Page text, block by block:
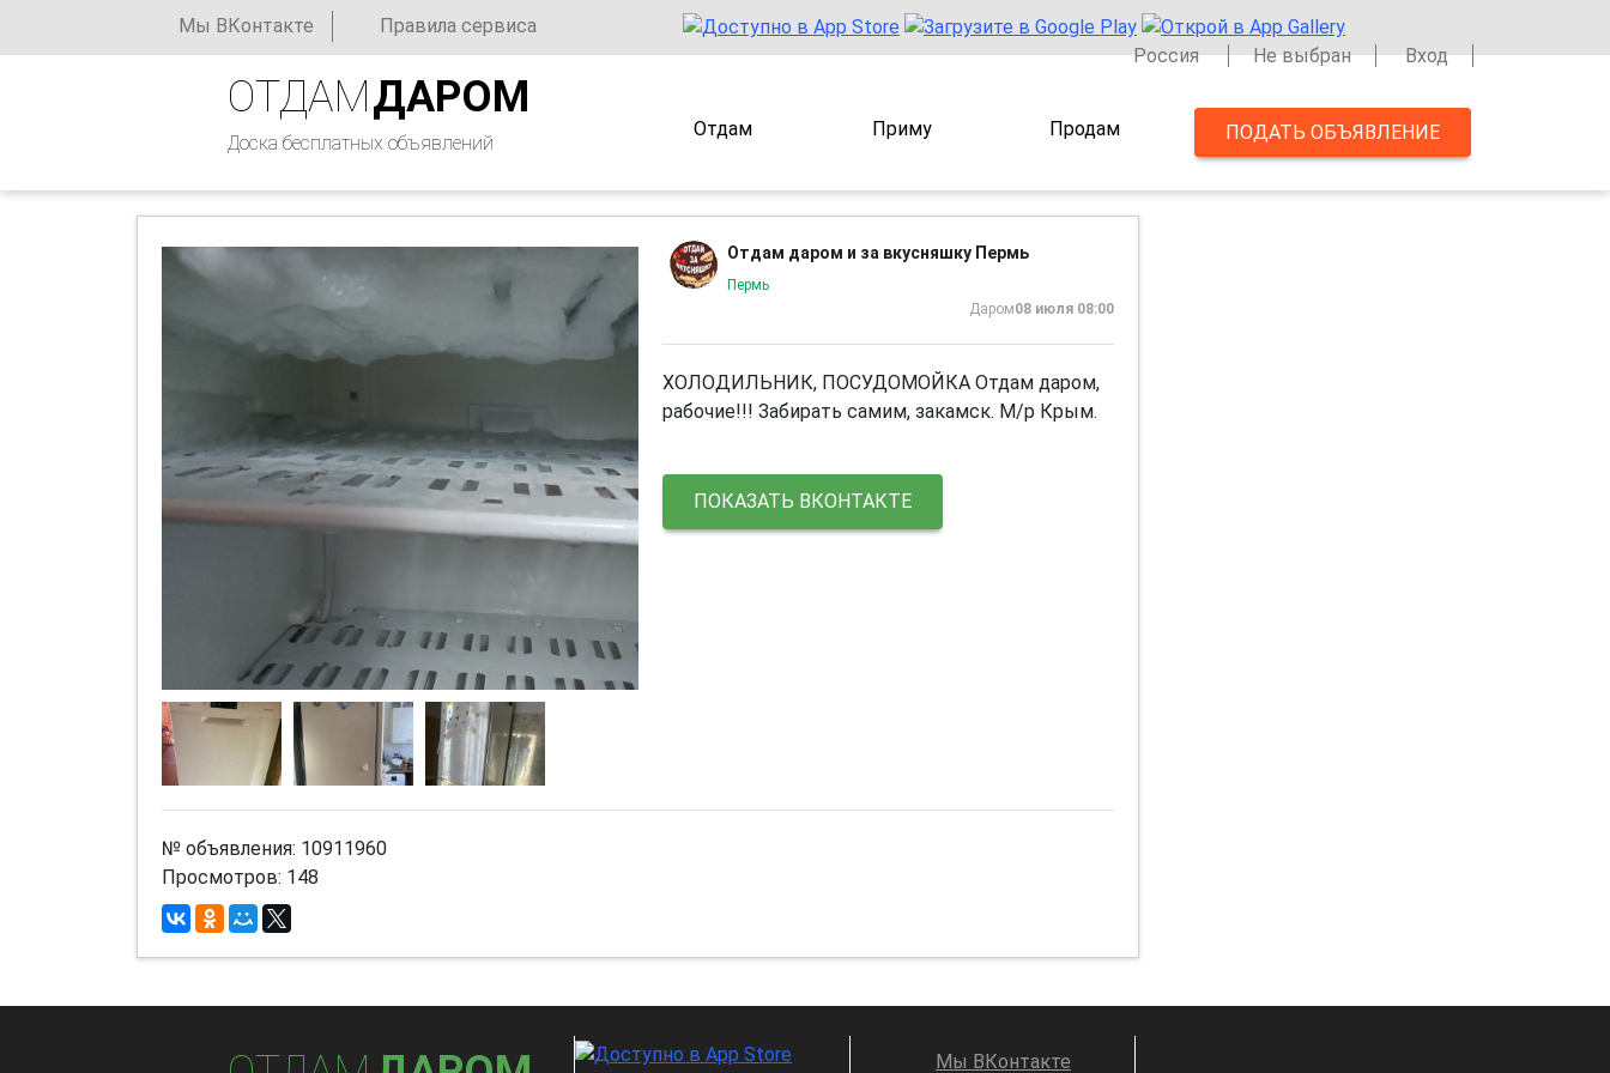
Мы ВКонтакте
Правила сервиса
Россия
Не выбран Вход
ОТДАМДАРОМ
Доска бесплатных объявлений
Отдам Приму Продам ПОДАТЬ ОБЪЯВЛЕНИЕ
Отдам даром и за вкусняшку Пермь
Пермь
08 июля 08:00
Даром
ХОЛОДИЛЬНИК, ПОСУДОМОЙКА Отдам даром,
рабочие!!! Забирать самим, закамск. М/р Крым.
ПОКАЗАТЬ ВКОНТАКТЕ
№ объявления: 10911960
Просмотров: 148
Мы ВКонтакте